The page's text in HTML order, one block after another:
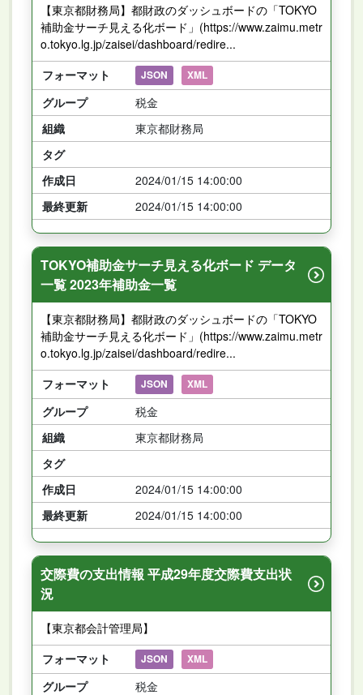
【東京都財務局】都財政のダッシュボードの「TOKYO
補助金サーチ見える化ボード」(https://www.zaimu.metr
o.tokyo.lg.jp/zaisei/dashboard/redire...
フォーマット
JSON XML
グループ
税金
組織
東京都財務局
タグ
作成日
2024/01/15 14:00:00
最終更新
2024/01/15 14:00:00
TOKYO補助金サーチ見える化ボード データ
一覧 2023年補助金一覧
【東京都財務局】都財政のダッシュボードの「TOKYO
補助金サーチ見える化ボード」(https://www.zaimu.metr
o.tokyo.lg.jp/zaisei/dashboard/redire...
フォーマット
JSON XML
グループ
税金
組織
東京都財務局
タグ
作成日
2024/01/15 14:00:00
最終更新
2024/01/15 14:00:00
交際費の支出情報 平成29年度交際費支出状
況
【東京都会計管理局】
フォーマット
JSON XML
グループ
税金